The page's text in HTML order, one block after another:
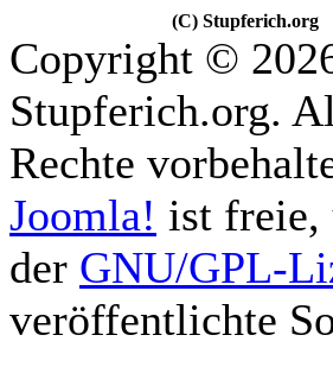
(C) Stupferich.org
Copyright ©
Stupferich.org.
Rechte
Joomla! ist freie,
der GNU/GPL-
veröffentlichte